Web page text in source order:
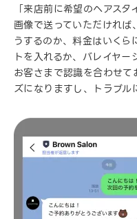
「来店前に希望のヘアス
画像で送っていただけれ
うするのか、料金はいくら
トを入れるか、バレイヤ
お客さまで認識を合わせ
ズになりますし、トラブル